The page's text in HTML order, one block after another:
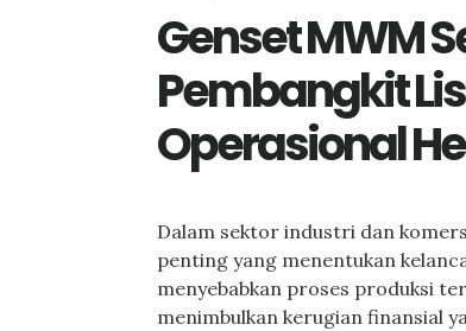
Genset MWM
Pembangkit
Operasional
Dalam sektor industri dan
penting yang menentukan
menyebabkan proses produksi
menimbulkan kerugian finansial